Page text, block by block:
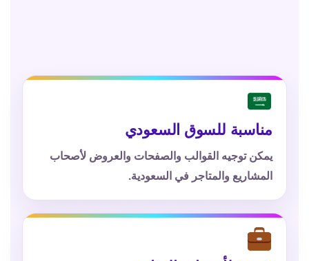
مناسبة للسوق السعودي
يمكن توجيه القوالب والصفحات والعروض لأصحاب
المشاريع والمتاجر في السعودية.